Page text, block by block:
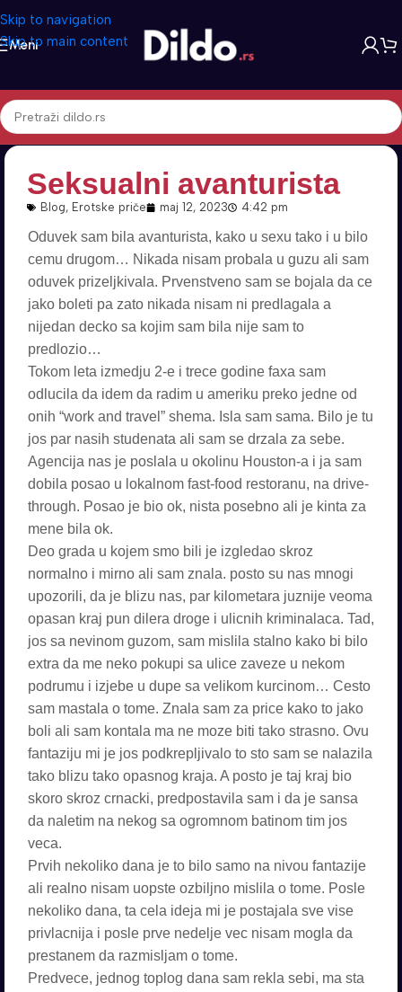
Skip to navigation
Skip to main content
Meni
Seksualni avanturista
Blog, Erotske priče maj 12, 2023 4:42 pm
Oduvek sam bila avanturista, kako u sexu tako i u bilo
cemu drugom… Nikada nisam probala u guzu ali sam
oduvek prizeljkivala. Prvenstveno sam se bojala da ce
jako boleti pa zato nikada nisam ni predlagala a
nijedan decko sa kojim sam bila nije sam to
predlozio…
Tokom leta izmedju 2-e i trece godine faxa sam
odlucila da idem da radim u ameriku preko jedne od
onih “work and travel” shema. Isla sam sama. Bilo je tu
jos par nasih studenata ali sam se drzala za sebe.
Agencija nas je poslala u okolinu Houston-a i ja sam
dobila posao u lokalnom fast-food restoranu, na drive-
through. Posao je bio ok, nista posebno ali je kinta za
mene bila ok.
Deo grada u kojem smo bili je izgledao skroz
normalno i mirno ali sam znala. posto su nas mnogi
upozorili, da je blizu nas, par kilometara juznije veoma
opasan kraj pun dilera droge i ulicnih kriminalaca. Tad,
jos sa nevinom guzom, sam mislila stalno kako bi bilo
extra da me neko pokupi sa ulice zaveze u nekom
podrumu i izjebe u dupe sa velikom kurcinom… Cesto
sam mastala o tome. Znala sam za price kako to jako
boli ali sam kontala ma ne moze biti tako strasno. Ovu
fantaziju mi je jos podkrepljivalo to sto sam se nalazila
tako blizu tako opasnog kraja. A posto je taj kraj bio
skoro skroz crnacki, predpostavila sam i da je sansa
da naletim na nekog sa ogromnom batinom tim jos
veca.
Prvih nekoliko dana je to bilo samo na nivou fantazije
ali realno nisam uopste ozbiljno mislila o tome. Posle
nekoliko dana, ta cela ideja mi je postajala sve vise
privlacnija i posle prve nedelje vec nisam mogla da
prestanem da razmisljam o tome.
Predvece, jednog toplog dana sam rekla sebi, ma sta